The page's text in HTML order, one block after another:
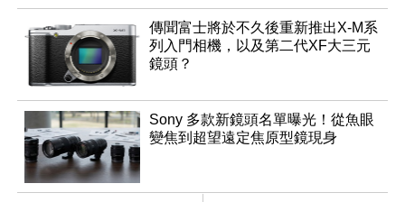
傳聞富士將於不久後重新推出X-M系
列入門相機，以及第二代XF大三元
鏡頭？
Sony 多款新鏡頭名單曝光！從魚眼
變焦到超望遠定焦原型鏡現身